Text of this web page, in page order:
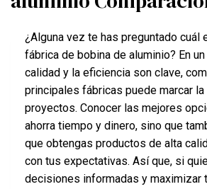
¿Alguna vez te has preguntado cuál
fábrica de bobina de aluminio? En
calidad y la eficiencia son clave,
principales fábricas puede marcar
proyectos. Conocer las mejores
ahorra tiempo y dinero, sino que
que obtengas productos de alta
con tus expectativas. Así que, si
decisiones informadas y maximizar